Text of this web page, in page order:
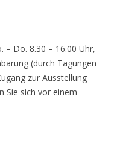
– Do. 8.30 – 16.00 Uhr,
(durch Tagungen
zur Ausstellung
Sie sich vor einem